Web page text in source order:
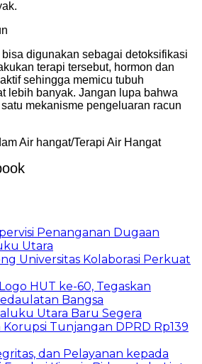
digunakan sebagai detoksifikasi
terapi tersebut, hormon dan
sehingga memicu tubuh
lebih banyak. Jangan lupa bahwa
mekanisme pengeluaran racun
Air hangat/Terapi Air Hangat
Penanganan Dugaan
Utara
Universitas Kolaborasi Perkuat
HUT ke-60, Tegaskan
Bangsa
Utara Baru Segera
Tunjangan DPRD Rp139
dan Pelayanan kepada